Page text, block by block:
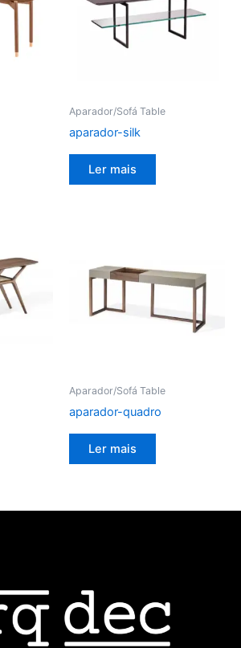
Aparador/Sofá Table
aparador-silk
Ler mais
Aparador/Sofá Table
aparador-quadro
Ler mais